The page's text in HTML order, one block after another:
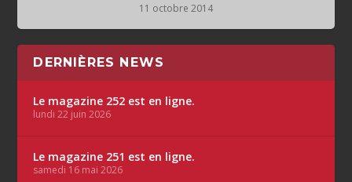
11 octobre 2014
DERNIÈRES NEWS
Le magazine 252 est en ligne.
lundi 22 juin 2026
Le magazine 251 est en ligne.
samedi 16 mai 2026